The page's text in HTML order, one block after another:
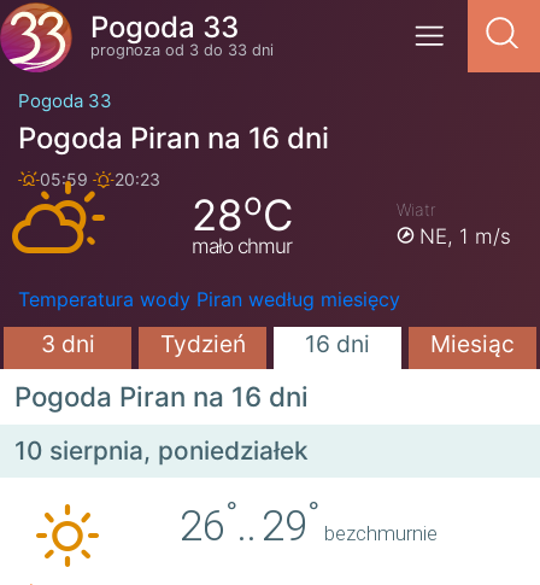
Pogoda 33
prognoza od 3 do 33 dni
Pogoda 33
Pogoda Piran na 16 dni
05:59 20:23
28oC
mało chmur
Wiatr
NE, 1 m/s
Temperatura wody Piran według miesięcy
3 dni Tydzień 16 dni Miesiąc
Pogoda Piran na 16 dni
10 sierpnia, poniedziałek
26°.. 29°
bezchmurnie